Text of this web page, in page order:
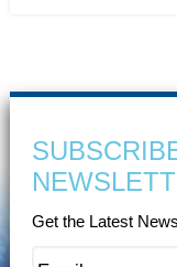
Get the Latest